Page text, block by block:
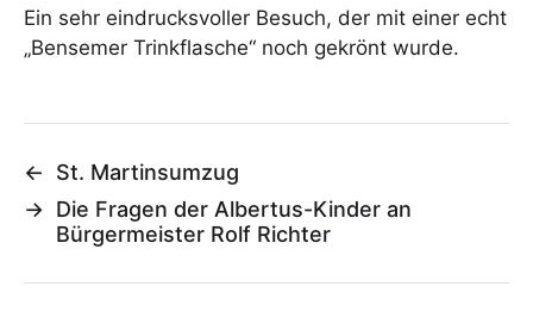
Ein sehr eindrucksvoller Besuch, der mit einer echt
„Bensemer Trinkflasche“ noch gekrönt wurde.
←
St. Martinsumzug
→ Die Fragen der Albertus-Kinder an
Bürgermeister Rolf Richter